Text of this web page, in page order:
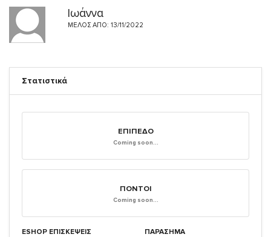
Ιωάννα
ΜΈΛΟΣ ΑΠΌ: 13/11/2022
Στατιστικά
ΕΠΊΠΕΔΟ
Coming soon...
ΠΌΝΤΟΙ
Coming soon...
ESHOP ΕΠΙΣΚΈΨΕΙΣ ΠΑΡΑΣΗΜΑ